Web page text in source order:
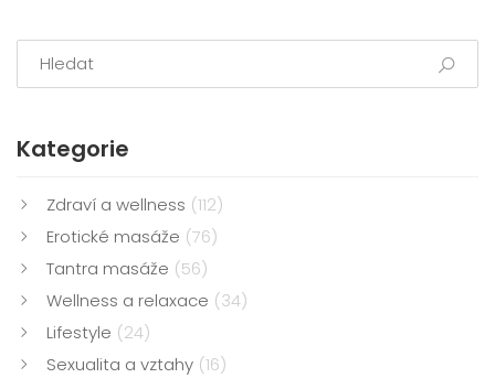
Kategorie
Zdraví a wellness (112)
Erotické masáže (76)
Tantra masáže (56)
Wellness a relaxace (34)
Lifestyle (24)
Sexualita a vztahy (16)